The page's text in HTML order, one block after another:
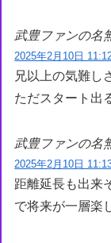
武豊ファンの名
2025年2月10日
兄以上の気難し
ただスタート出
武豊ファンの名
2025年2月10日
距離延長も出来
で将来が一層楽